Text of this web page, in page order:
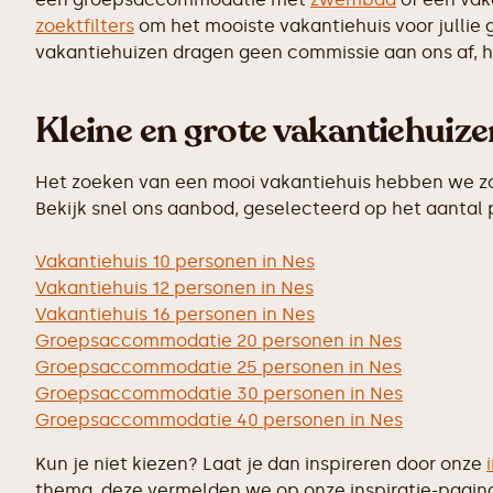
zoektfilters om het mooiste vakantiehuis voor jullie
vakantiehuizen dragen geen commissie aan ons
Kleine en grote
Het zoeken van een mooi vakantiehuis hebben we
Bekijk snel ons aanbod, geselecteerd op het aantal
Vakantiehuis 10 personen in Nes
Vakantiehuis 12 personen in Nes
Vakantiehuis 16 personen in Nes
Groepsaccommodatie 20 personen in Nes
Groepsaccommodatie 25 personen in Nes
Groepsaccommodatie 30 personen in Nes
Groepsaccommodatie 40 personen in Nes
Kun je niet kiezen? Laat je dan inspireren door onze